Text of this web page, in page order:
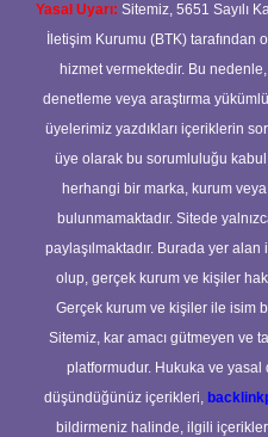
Yasal Uyarı: Sitemiz, 5651 Sayılı
İletişim Kurumu (BTK) tarafından
hizmet vermektedir. Bu
denetleme veya araştırma
üyelerimiz yazdıkları içeriklerin
üye olarak bu sorumluluğu kabul
herhangi bir marka, kurum
bulunmamaktadır. Sitede
paylaşılmaktadır. Burada yer
olup, gerçek kurum ve kişiler
Gerçek kurum ve kişiler ile isim
Sitemiz, kar amacı gütmeyen ve
platformudur. Hukuka ve yasal
düşündüğünüz içerikleri,
bildirmeniz halinde, ilgili